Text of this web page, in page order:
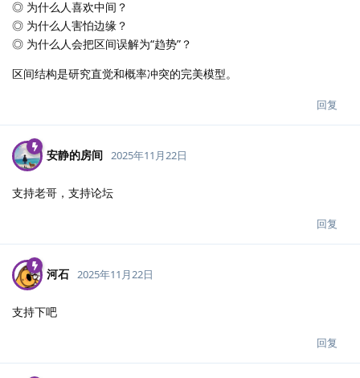
◎ 为什么人喜欢中间？
◎ 为什么人害怕边缘？
◎ 为什么人会把区间误解为“趋势”？
区间结构是研究直觉和概率冲突的完美模型。
回复
安静的房间 2025年11月22日
支持老哥，支持论坛
回复
河石 2025年11月22日
支持下吧
回复